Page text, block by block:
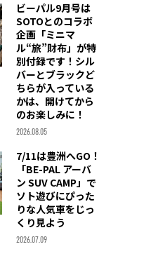
ビーパル9月号は
SOTOとのコラボ
企画「ミニマ
ル“旅”財布」が特
別付録です！シル
バーとブラックど
ちらが入っている
かは、開けてから
のお楽しみに！
2026.08.05
7/11は豊洲へGO！
「BE-PAL アーバ
ン SUV CAMP」で
ソト遊びにぴった
りな人気車をじっ
くり見よう
2026.07.09